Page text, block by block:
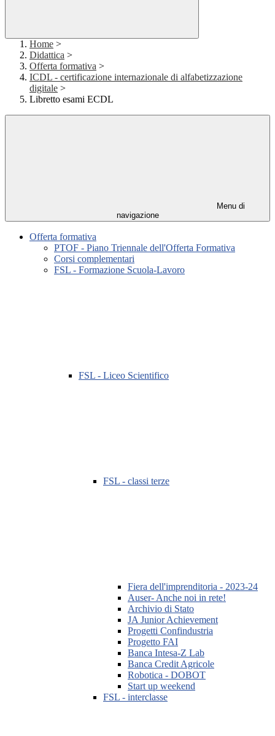
Home >
Didattica >
Offerta formativa >
ICDL - certificazione internazionale di alfabetizzazione
digitale >
Libretto esami ECDL
Menu di
navigazione
Offerta formativa
PTOF - Piano Triennale dell'Offerta Formativa
Corsi complementari
FSL - Formazione Scuola-Lavoro
FSL - Liceo Scientifico
FSL - classi terze
Fiera dell'imprenditoria - 2023-24
Auser- Anche noi in rete!
Archivio di Stato
JA Junior Achievement
Progetti Confindustria
Progetto FAI
Banca Intesa-Z Lab
Banca Credit Agricole
Robotica - DOBOT
Start up weekend
FSL - interclasse